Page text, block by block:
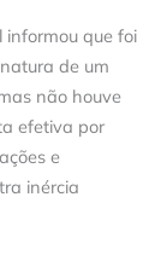
informou que foi
de um
não houve
efetiva por
e
inércia